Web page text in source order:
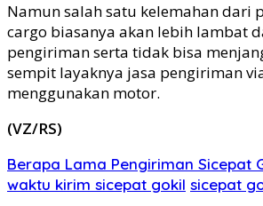
Namun salah satu kelemahan dari
cargo biasanya akan lebih lambat
pengiriman serta tidak bisa
sempit layaknya jasa pengiriman
menggunakan motor.
(VZ/RS)
Berapa Lama Pengiriman Sicepat
waktu kirim sicepat gokil sicepat